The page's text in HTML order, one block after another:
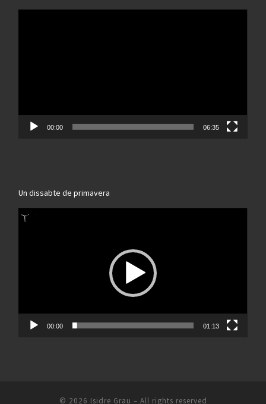
00:00 06:35
Un dissabte de primavera
Reproductor
de
00:00 01:13
© 2026 Isidre Grau – All rights reserved